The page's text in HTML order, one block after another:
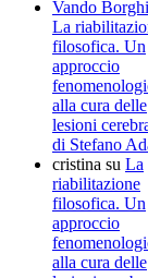
Vando Borghi
La
filosofica. Un
approccio
alla cura delle
lesioni
di Stefano
cristina su La
riabilitazione
filosofica. Un
approccio
alla cura delle